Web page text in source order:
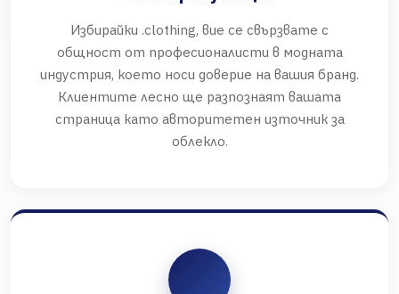
Избирайки .clothing, вие се свързвате с
общност от професионалисти в модната
индустрия, което носи доверие на вашия бранд.
Клиентите лесно ще разпознаят вашата
страница като авторитетен източник за
облекло.